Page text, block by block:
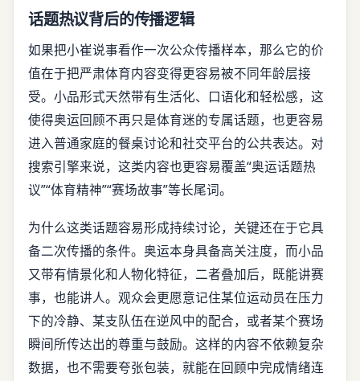
话题热议背后的传播逻辑
如果把小崔说事看作一次公众传播样本，那么它的价
值在于把严肃体育内容变得更容易被不同年龄层接
受。小品形式天然带有生活化、口语化和轻松感，这
使得奥运回顾不再只是体育迷的专属话题，也更容易
进入普通家庭的餐桌讨论和社交平台的公共表达。对
搜索引擎来说，这类内容也更容易覆盖“奥运话题热
议”“体育精神”“赛场故事”等长尾词。
为什么这类话题容易形成持续讨论，关键还在于它具
备二次传播的条件。奥运本身具备高关注度，而小品
又带有情景化和人物化特征，二者叠加后，既能讲赛
事，也能讲人。观众会更愿意记住某位运动员在压力
下的冷静、某支队伍在逆风中的配合，或者某个赛场
瞬间所传达出的尊重与鼓励。这样的内容不依赖复杂
数据，也不需要夸张包装，就能在回顾中完成情绪连